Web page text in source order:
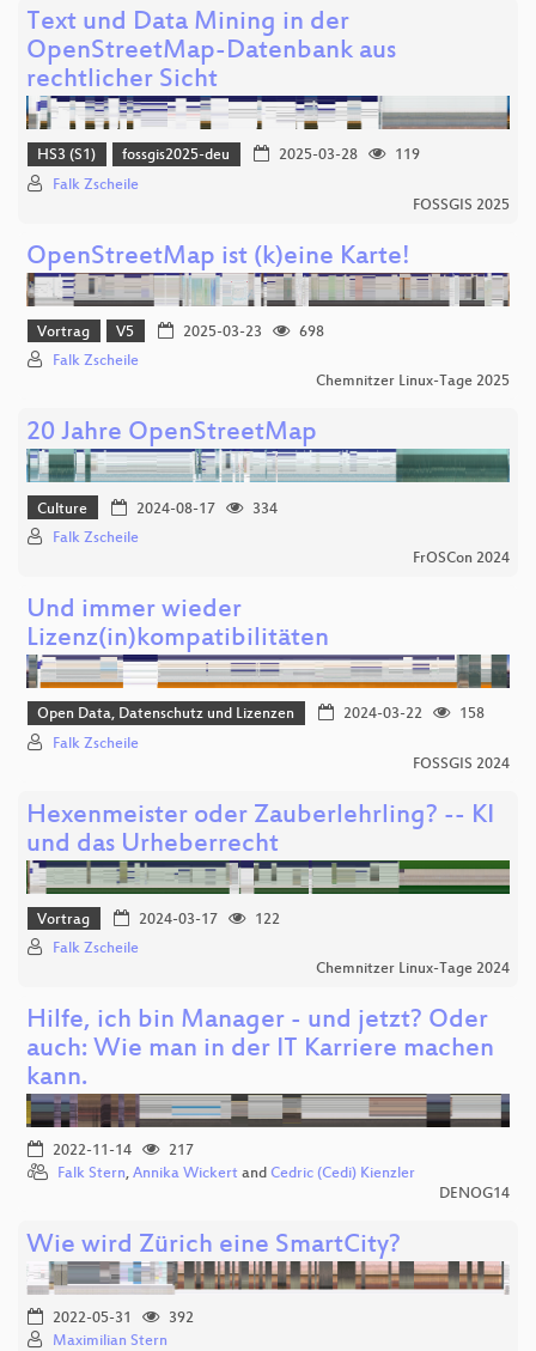
Text und Data Mining in der
OpenStreetMap-Datenbank aus
rechtlicher Sicht
HS3 (S1) fossgis2025-deu 2025-03-28
119
Falk Zscheile
FOSSGIS 2025
OpenStreetMap ist (k)eine Karte!
Vortrag V5 2025-03-23
698
Falk Zscheile
Chemnitzer Linux-Tage 2025
20 Jahre OpenStreetMap
Culture 2024-08-17
334
Falk Zscheile
FrOSCon 2024
Und immer wieder
Lizenz(in)kompatibilitäten
Open Data, Datenschutz und Lizenzen 2024-03-22
158
Falk Zscheile
FOSSGIS 2024
Hexenmeister oder Zauberlehrling? -- KI
und das Urheberrecht
Vortrag 2024-03-17
122
Falk Zscheile
Chemnitzer Linux-Tage 2024
Hilfe, ich bin Manager - und jetzt? Oder
auch: Wie man in der IT Karriere machen
kann.
2022-11-14
217
Falk Stern, Annika Wickert and Cedric (Cedi) Kienzler
DENOG14
Wie wird Zürich eine SmartCity?
2022-05-31
392
Maximilian Stern